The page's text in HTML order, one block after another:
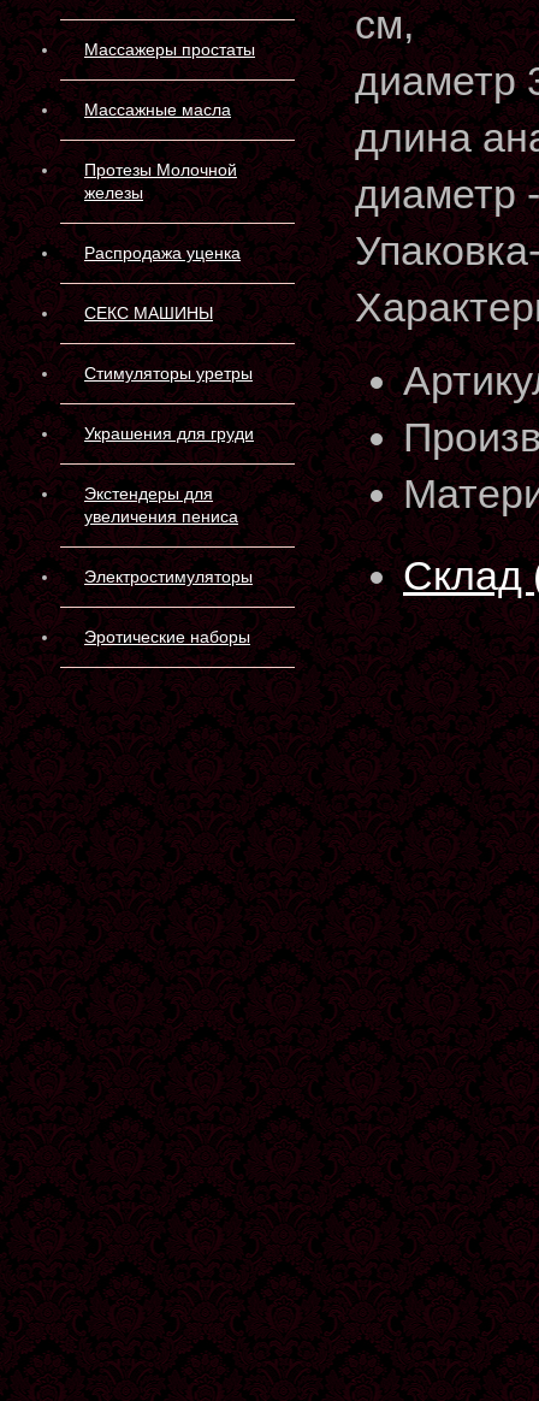
Массажеры простаты
Массажные масла
Протезы Молочной
железы
Распродажа уценка
СЕКС МАШИНЫ
Стимуляторы уретры
Украшения для груди
Экстендеры для
увеличения пениса
Электростимуляторы
Эротические наборы
см,
диаметр
длина
диаметр
Склад